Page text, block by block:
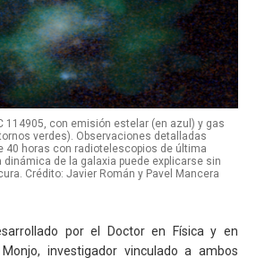
114905, con emisión estelar (en azul) y gas
verdes). Observaciones detalladas
40 horas con radiotelescopios de última
de la galaxia puede explicarse sin
Crédito: Javier Román y Pavel Mancera
por el Doctor en Física y en
investigador vinculado a ambos